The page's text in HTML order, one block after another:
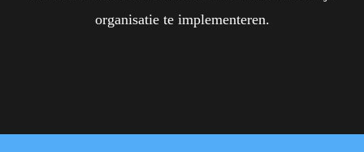
organisatie te implementeren.